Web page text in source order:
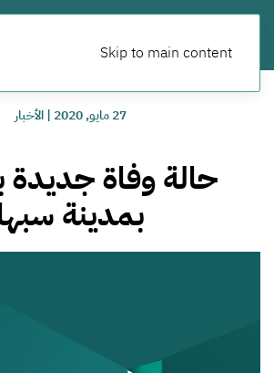
Skip to main content
27 مايو, 2020 |الأخبار
حالة وفاة جديدة
بمدينة